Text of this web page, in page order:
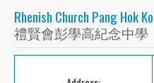
Rhenish Church Pang Hok
禮賢會彭學高紀念中學